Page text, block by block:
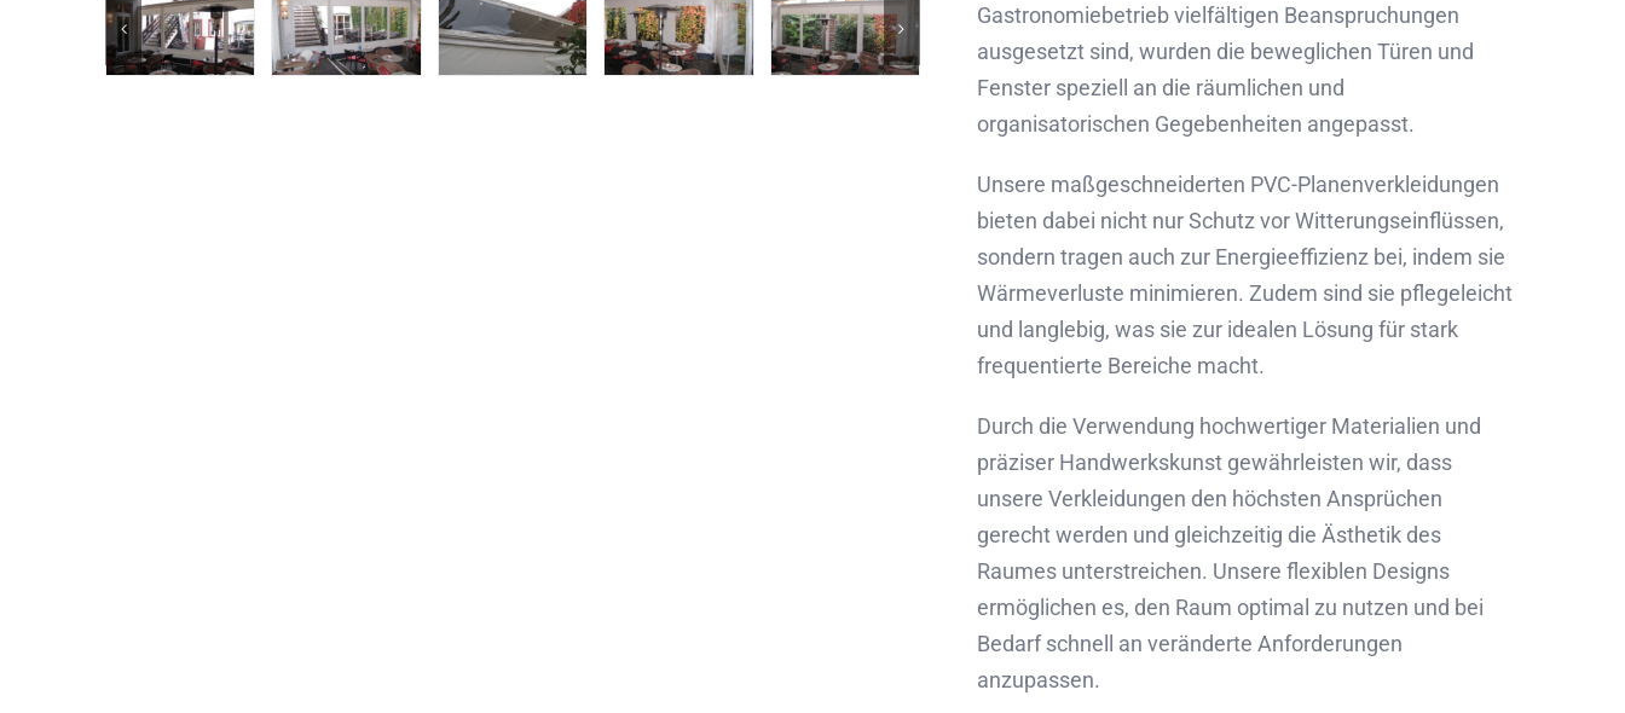
Gastronomiebetrieb vielfältigen Beanspruchungen
ausgesetzt sind, wurden die beweglichen Türen und
Fenster speziell an die räumlichen und
organisatorischen Gegebenheiten angepasst.
Unsere maßgeschneiderten PVC-Planenverkleidungen
bieten dabei nicht nur Schutz vor Witterungseinflüssen,
sondern tragen auch zur Energieeffizienz bei, indem sie
Wärmeverluste minimieren. Zudem sind sie pflegeleicht
und langlebig, was sie zur idealen Lösung für stark
frequentierte Bereiche macht.
Durch die Verwendung hochwertiger Materialien und
präziser Handwerkskunst gewährleisten wir, dass
unsere Verkleidungen den höchsten Ansprüchen
gerecht werden und gleichzeitig die Ästhetik des
Raumes unterstreichen. Unsere flexiblen Designs
ermöglichen es, den Raum optimal zu nutzen und bei
Bedarf schnell an veränderte Anforderungen
anzupassen.